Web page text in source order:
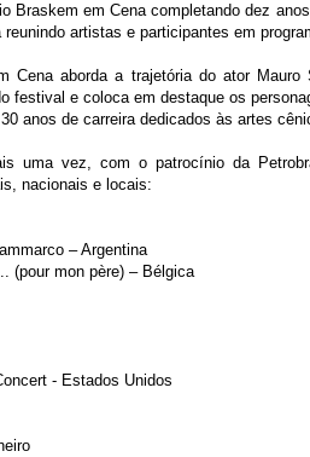
Braskem em Cena completando dez
reunindo artistas e participantes em
Cena aborda a trajetória do ator
festival e coloca em destaque os
anos de carreira dedicados às artes
uma vez, com o patrocínio da
nacionais e locais:
– Argentina
(pour mon père) – Bélgica
- Estados Unidos